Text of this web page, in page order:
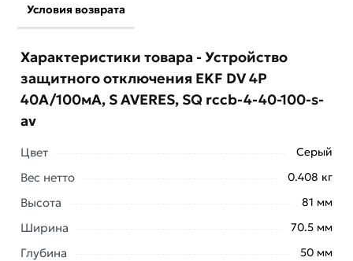
Условия возврата
Условия доставки и цены на товар Устройство
Характеристики товара - Устройство
защитного отключения EKF DV 4P
40А/100мА, S AVERES, SQ rccb-4-40-100-s-
av
Цвет Серый
Вес нетто 0.408 кг
Высота 81 мм
Ширина 70.5 мм
Глубина 50 мм